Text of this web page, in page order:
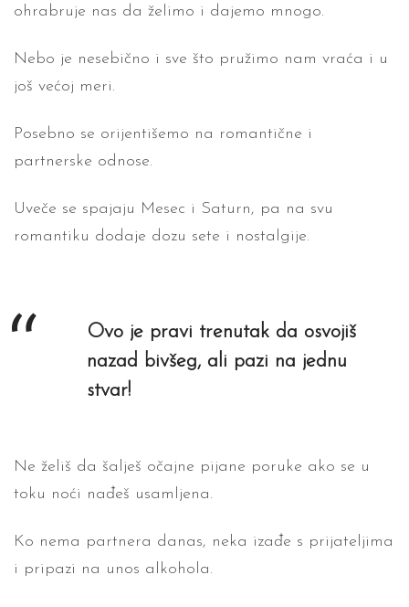
ohrabruje nas da želimo i dajemo mnogo.
Nebo je nesebično i sve što pružimo nam vraća i u
još većoj meri.
Posebno se orijentišemo na romantične i
partnerske odnose.
Uveče se spajaju Mesec i Saturn, pa na svu
romantiku dodaje dozu sete i nostalgije.
Ovo je pravi trenutak da osvojiš
nazad bivšeg, ali pazi na jednu
stvar!
Ne želiš da šalješ očajne pijane poruke ako se u
toku noći nađeš usamljena.
Ko nema partnera danas, neka izađe s prijateljima
i pripazi na unos alkohola.